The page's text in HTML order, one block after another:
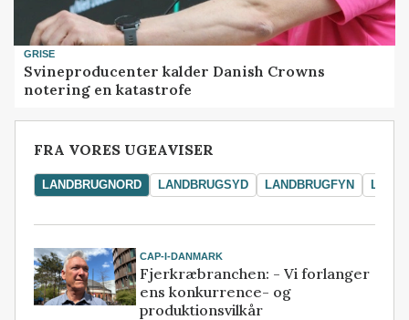
GRISE
Svineproducenter kalder Danish Crowns
notering en katastrofe
FRA VORES UGEAVISER
LANDBRUGNORD LANDBRUGSYD LANDBRUGFYN
CAP-I-DANMARK
Fjerkræbranchen: - Vi forlanger
ens konkurrence- og
produktionsvilkår